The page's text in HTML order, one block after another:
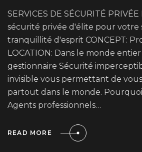
SERVICES DE SÉCURITÉ
sécurité privée d'élite pour votre
tranquillité d'esprit CONCEPT:
LOCATION: Dans le monde
gestionnaire Sécurité
invisible vous permettant de
partout dans le monde. Pourquoi
Agents professionnels…
READ MORE